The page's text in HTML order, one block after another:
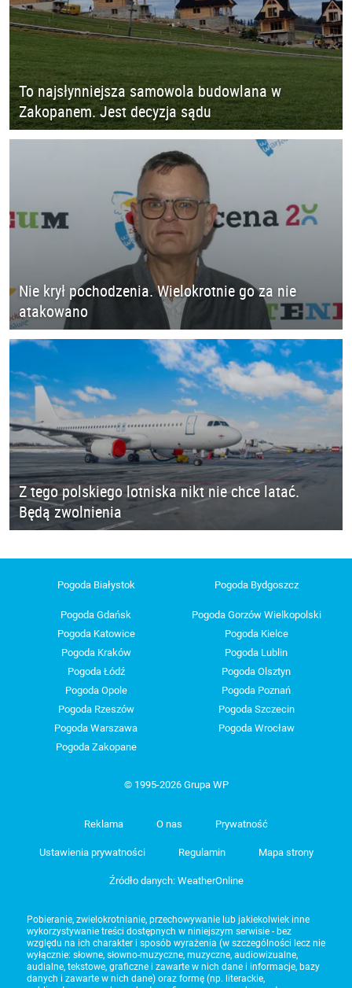
To najsłynniejsza samowola budowlana w
Zakopanem. Jest decyzja sądu
Nie krył pochodzenia. Wielokrotnie go za nie
atakowano
Z tego polskiego lotniska nikt nie chce latać.
Będą zwolnienia
Pogoda Białystok Pogoda Bydgoszcz
Pogoda Gdańsk
Pogoda Gorzów Wielkopolski
Pogoda Katowice
Pogoda Kielce
Pogoda Kraków
Pogoda Lublin
Pogoda Łódź
Pogoda Olsztyn
Pogoda Opole
Pogoda Poznań
Pogoda Rzeszów
Pogoda Szczecin
Pogoda Warszawa
Pogoda Wrocław
Pogoda Zakopane
© 1995-2026 Grupa WP
Reklama O nas Prywatność
Ustawienia prywatności Regulamin Mapa strony
Źródło danych: WeatherOnline
Pobieranie, zwielokrotnianie, przechowywanie lub jakiekolwiek inne
wykorzystywanie treści dostępnych w niniejszym serwisie - bez
względu na ich charakter i sposób wyrażenia (w szczególności lecz nie
wyłącznie: słowne, słowno-muzyczne, muzyczne, audiowizualne,
audialne, tekstowe, graficzne i zawarte w nich dane i informacje, bazy
danych i zawarte w nich dane) oraz formę (np. literackie,